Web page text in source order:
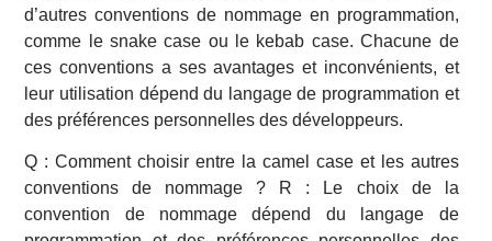
d’autres conventions de nommage en programmation,
comme le snake case ou le kebab case. Chacune de
ces conventions a ses avantages et inconvénients, et
leur utilisation dépend du langage de programmation et
des préférences personnelles des développeurs.
Q : Comment choisir entre la camel case et les autres
conventions de nommage ? R : Le choix de la
convention de nommage dépend du langage de